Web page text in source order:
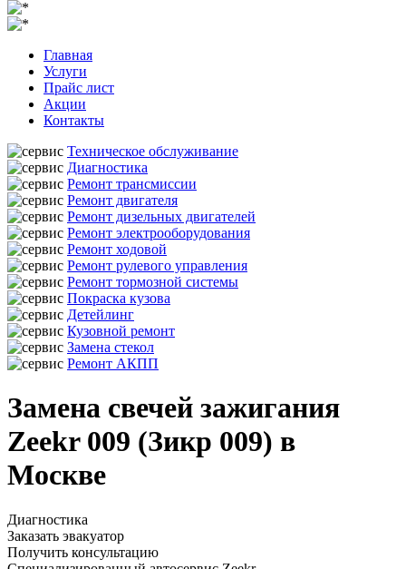
Главная
Услуги
Прайс лист
Акции
Контакты
Техническое обслуживание
Диагностика
Ремонт трансмиссии
Ремонт двигателя
Ремонт дизельных двигателей
Ремонт электрооборудования
Ремонт ходовой
Ремонт рулевого управления
Ремонт тормозной системы
Покраска кузова
Детейлинг
Кузовной ремонт
Замена стекол
Ремонт АКПП
Замена свечей зажигания
Zeekr 009 (Зикр 009) в
Москве
Диагностика
Заказать эвакуатор
Получить консультацию